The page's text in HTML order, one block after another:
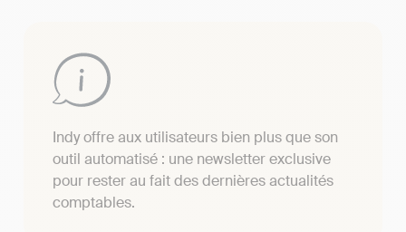
Indy offre aux utilisateurs bien plus que son
outil automatisé : une newsletter exclusive
pour rester au fait des dernières actualités
comptables.